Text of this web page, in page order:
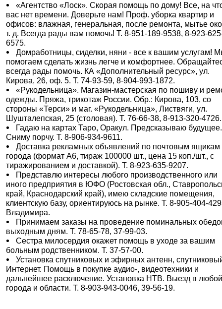
«Агентство «Лоск». Скорая помощь по дому! Все, на
вас нет времени. Доверьте нам! Проф. уборка квартир и
офисов: влажная, генеральная, после ремонта, мытье
т. д. Всегда рады вам помочь! Т. 8-951-189-9538, 8-923-
6575.
Домработницы, сиделки, няни - все к вашим услугам!
помогаем сделать жизнь легче и комфортнее.
всегда рады помочь. КА «Дополнительный ресурс», ул.
Кирова, 26, оф. 5. Т. 74-93-59, 8-904-993-1872.
«Рукодельница». Магазин-мастерская по пошиву и
одежды. Пряжа, трикотаж России. Обр.: Кирова, 103, со
стороны «Терси» и маг. «Рукодельница», Листвяги, ул.
Шушталепская, 25 (столовая). Т. 76-66-38, 8-913-320-4726.
Гадаю на картах Таро, Оракул. Предсказываю будущее.
Сниму порчу. Т. 8-906-934-9611.
Доставка рекламных объявлений по почтовым ящикам
города (формат А6, тираж 100000 шт., цена 15 коп./шт., с
тиражированием и доставкой). Т. 8-923-635-9207.
Представлю интересы любого производственного или
иного предприятия в ЮФО (Ростовская обл.,
край, Краснодарский край), имею складские помещения,
клиентскую базу, ориентируюсь на рынке. Т. 8-905-404-
Владимира.
Принимаем заказы на проведение поминальных
выходным дням. Т. 78-65-78, 37-99-03.
Сестра милосердия окажет помощь в уходе за вашим
больным родственником. Т. 37-57-00.
Установка спутниковых и эфирных антенн,
Интернет. Помощь в покупке аудио-, видеотехники и
дальнейшее расключение. Установка НТВ. Выезд в
города и области. Т. 8-903-943-0046, 39-56-19.